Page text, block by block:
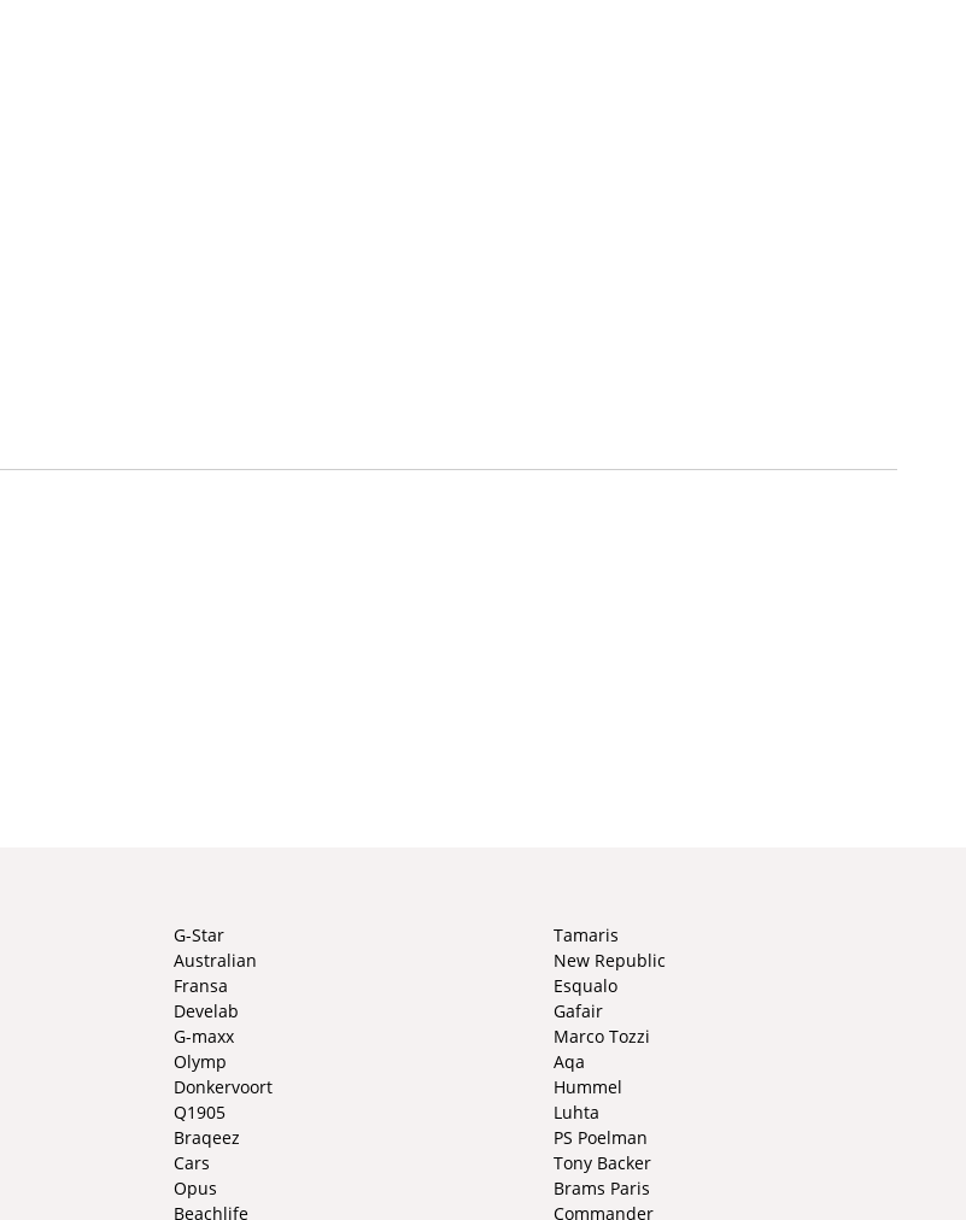
G-Star
Australian
Fransa
Develab
G-maxx
Olymp
Donkervoort
Q1905
Braqeez
Cars
Opus
Beachlife
Tamaris
New Republic
Esqualo
Gafair
Marco Tozzi
Aqa
Hummel
Luhta
PS Poelman
Tony Backer
Brams Paris
Commander